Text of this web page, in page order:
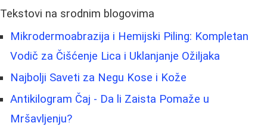
Tekstovi na srodnim blogovima
Mikrodermoabrazija i Hemijski Piling: Kompletan
Vodič za Čišćenje Lica i Uklanjanje Ožiljaka
Najbolji Saveti za Negu Kose i Kože
Antikilogram Čaj - Da li Zaista Pomaže u
Mršavljenju?